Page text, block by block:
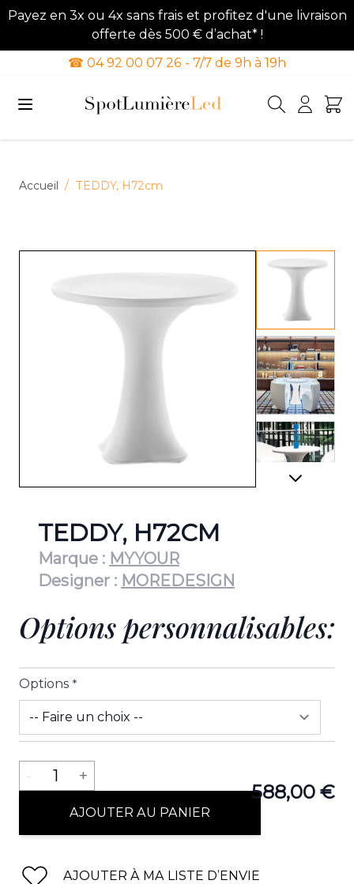
Payez en 3x ou 4x sans frais et profitez d'une livraison
offerte dès 500 € d’achat* !
☎ 04 92 00 07 26 - 7/7 de 9h à 19h
Accueil / TEDDY, H72cm
View
View
View
TEDDY, H72CM
Marque : MYYOUR
Designer : MOREDESIGN
Options personnalisables:
Options *
588,00 €
Quantité
- 1 +
AJOUTER AU PANIER
AJOUTER À MA LISTE D’ENVIE